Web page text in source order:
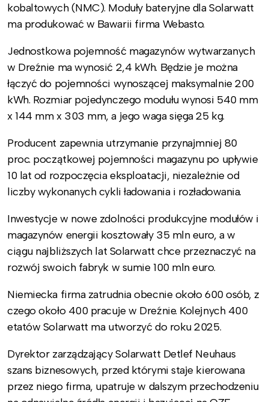
kobaltowych (NMC). Moduły bateryjne dla Solarwatt
ma produkować w Bawarii firma Webasto.
Jednostkowa pojemność magazynów wytwarzanych
w Dreźnie ma wynosić 2,4 kWh. Będzie je można
łączyć do pojemności wynoszącej maksymalnie 200
kWh. Rozmiar pojedynczego modułu wynosi 540 mm
x 144 mm x 303 mm, a jego waga sięga 25 kg.
Producent zapewnia utrzymanie przynajmniej 80
proc. początkowej pojemności magazynu po upływie
10 lat od rozpoczęcia eksploatacji, niezależnie od
liczby wykonanych cykli ładowania i rozładowania.
Inwestycje w nowe zdolności produkcyjne modułów i
magazynów energii kosztowały 35 mln euro, a w
ciągu najbliższych lat Solarwatt chce przeznaczyć na
rozwój swoich fabryk w sumie 100 mln euro.
Niemiecka firma zatrudnia obecnie około 600 osób, z
czego około 400 pracuje w Dreźnie. Kolejnych 400
etatów Solarwatt ma utworzyć do roku 2025.
Dyrektor zarządzający Solarwatt Detlef Neuhaus
szans biznesowych, przed którymi staje kierowana
przez niego firma, upatruje w dalszym przechodzeniu